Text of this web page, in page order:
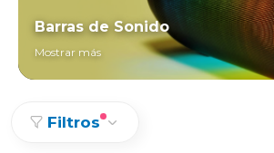
Barras de Sonido
Mostrar más
Filtros